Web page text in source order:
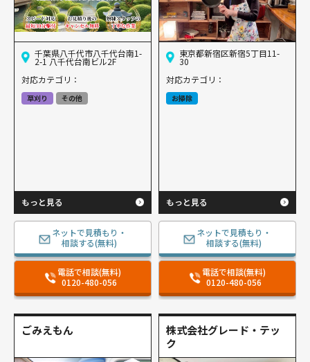
千葉県八千代市八千代台南1-
2-1 八千代台南ビル2F
対応カテゴリ：
草刈り その他
もっと見る
ネットで見積もり・
相談する(無料)
電話で相談(無料)
0120-480-056
東京都新宿区新宿5丁目11-
30
対応カテゴリ：
お掃除
もっと見る
ネットで見積もり・
相談する(無料)
電話で相談(無料)
0120-480-056
ごみえもん
株式会社グレード・テッ
ク